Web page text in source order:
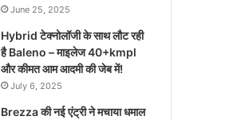
June 25, 2025
Hybrid टेक्नोलॉजी के साथ लौट रही
है Baleno – माइलेज 40+kmpl
और कीमत आम आदमी की जेब में!
July 6, 2025
Brezza की नई एंट्री ने मचाया धमाल